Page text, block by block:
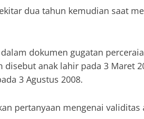
dua tahun kemudian saat
dokumen gugatan
anak lahir pada 3 Maret
3 Agustus 2008.
pertanyaan mengenai validitas